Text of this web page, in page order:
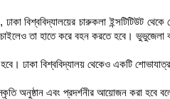
ঢাকা বিশ্ববিদ্যালয়ের চারুকলা ইন্সটিটিউট
তা হাতে করে বহন করতে হবে। ভুভুজেলা
হবে। ঢাকা বিশ্ববিদ্যালয় থেকেও একটি
অনুষ্ঠান এবং প্রদর্শনীর আয়োজন করা হবে বলে